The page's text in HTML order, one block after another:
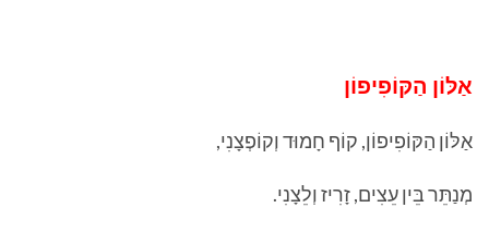
אַלּוֹן הַקּוֹפִיפוֹן
אַלּוֹן הַקּוֹפִיפוֹן, קוֹף חָמוּד וְקוֹפְצָנִי,
מְנַתֵּר בֵּין עֵצִים, זָרִיז וְלֵצָנִי.